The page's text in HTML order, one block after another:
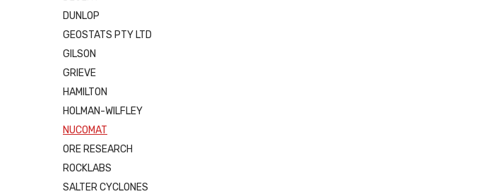
DUNLOP
GEOSTATS PTY LTD
GILSON
GRIEVE
HAMILTON
HOLMAN-WILFLEY
NUCOMAT
ORE RESEARCH
ROCKLABS
SALTER CYCLONES